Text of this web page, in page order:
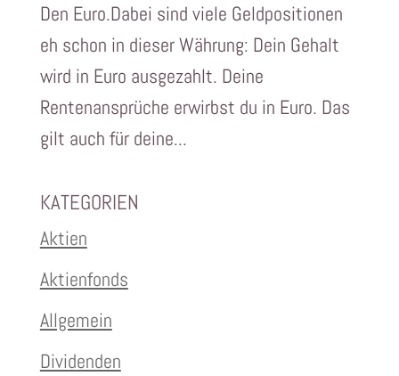
Den Euro.Dabei sind viele Geldpositionen
eh schon in dieser Währung: Dein Gehalt
wird in Euro ausgezahlt. Deine
Rentenansprüche erwirbst du in Euro. Das
gilt auch für deine...
KATEGORIEN
Aktien
Aktienfonds
Allgemein
Dividenden